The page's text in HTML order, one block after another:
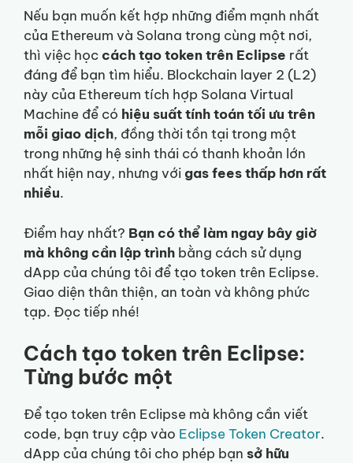
Nếu bạn muốn kết hợp những điểm mạnh nhất
của Ethereum và Solana trong cùng một nơi,
thì việc họccách tạo token trên Eclipse rất
đáng để bạn tìm hiểu. Blockchain layer 2 (L2)
này của Ethereum tích hợp Solana Virtual
Machine để có hiệu suất tính toán tối ưu trên
mỗi giao dịch, đồng thời tồn tại trong một
trong những hệ sinh thái có thanh khoản lớn
nhất hiện nay, nhưng với gas fees thấp hơn rất
nhiều.
Điểm hay nhất? Bạn có thể làm ngay bây giờ
mà không cần lập trình bằng cách sử dụng
dApp của chúng tôi để tạo token trên Eclipse.
Giao diện thân thiện, an toàn và không phức
tạp. Đọc tiếp nhé!
Cách tạo token trên Eclipse:
Từng bước một
Để tạo token trên Eclipse mà không cần viết
code, bạn truy cập vào Eclipse Token Creator.
dApp của chúng tôi cho phép bạn sở hữu